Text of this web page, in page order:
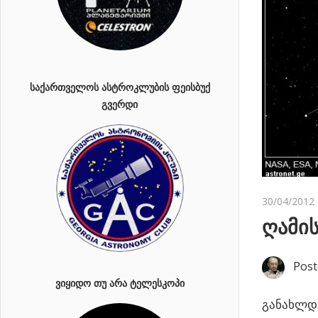
30/04/2012
ᲡᲐᲥᲐᲠᲗᲕᲔᲚᲝᲡ ᲐᲡᲢᲠᲝᲙᲚᲣᲑᲘᲡ ᲤᲔᲘᲡᲑᲣᲥ
ᲒᲕᲔᲠᲓᲘ
ᲕᲘᲧᲘᲓᲝ ᲗᲣ ᲐᲠᲐ ᲢᲔᲚᲔᲡᲙᲝᲞᲘ